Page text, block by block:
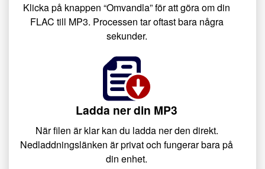
Klicka på knappen “Omvandla” för att göra om din
FLAC till MP3. Processen tar oftast bara några
sekunder.
Ladda ner din MP3
När filen är klar kan du ladda ner den direkt.
Nedladdningslänken är privat och fungerar bara på
din enhet.